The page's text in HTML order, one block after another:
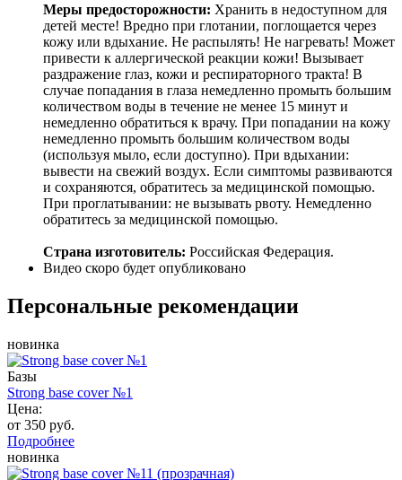
Меры предосторожности: Хранить в недоступном для
детей месте! Вредно при глотании, поглощается через
кожу или вдыхание. Не распылять! Не нагревать! Может
привести к аллергической реакции кожи! Вызывает
раздражение глаз, кожи и респираторного тракта! В
случае попадания в глаза немедленно промыть большим
количеством воды в течение не менее 15 минут и
немедленно обратиться к врачу. При попадании на кожу
немедленно промыть большим количеством воды
(используя мыло, если доступно). При вдыхании:
вывести на свежий воздух. Если симптомы развиваются
и сохраняются, обратитесь за медицинской помощью.
При проглатывании: не вызывать рвоту. Немедленно
обратитесь за медицинской помощью.
Страна изготовитель: Российская Федерация.
Видео скоро будет опубликовано
Персональные рекомендации
новинка
Базы
Strong base cover №1
Цена:
от 350 руб.
Подробнее
новинка